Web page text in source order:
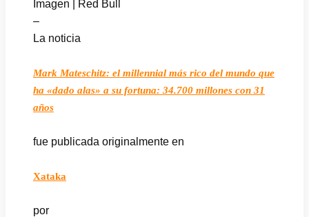
Imagen | Red Bull
–
La noticia
Mark Mateschitz: el millennial más rico del mundo que
ha «dado alas» a su fortuna: 34.700 millones con 31
años
fue publicada originalmente en
Xataka
por